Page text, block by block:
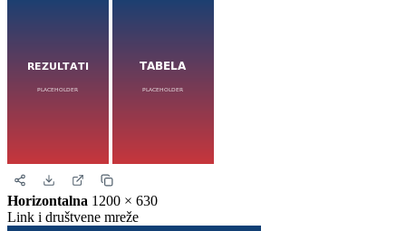
Horizontalna 1200 × 630
Link i društvene mreže